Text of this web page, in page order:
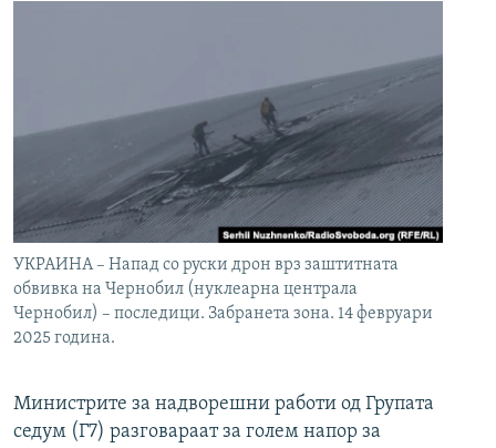
УКРАИНА – Напад со руски дрон врз заштитната
обвивка на Чернобил (нуклеарна централа
Чернобил) – последици. Забранета зона. 14 февруари
2025 година.
Министрите за надворешни работи од Групата
седум (Г7) разговараат за голем напор за